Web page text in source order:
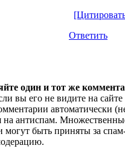
Ответить
один и тот же
вы его не видите на сайте
автоматически
на антиспам.
могут быть приняты за